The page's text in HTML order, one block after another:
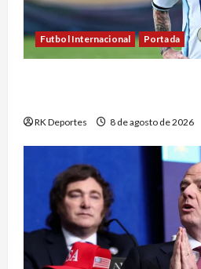
Futbol Internacional Portada
RK Deportes 8 de agosto de 2026